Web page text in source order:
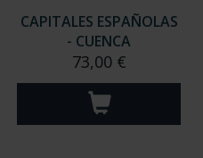
CAPITALES ESPAÑOLAS
- CUENCA
73,00 €